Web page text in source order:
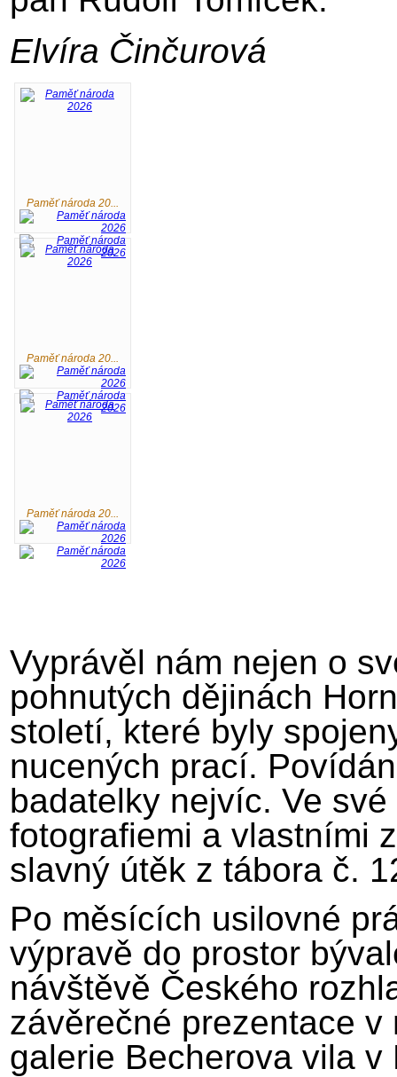
Elvíra Činčurová
Paměť národa 20...
Paměť národa 20...
Paměť národa 20...
Vyprávěl nám nejen o
pohnutých dějinách
století, které byly
nucených prací.
badatelky nejvíc. Ve
fotografiemi a vlastními
slavný útěk z tábora č.
Po měsících usilovné
výpravě do prostor
návštěvě Českého
závěrečné prezentace
galerie Becherova vila v